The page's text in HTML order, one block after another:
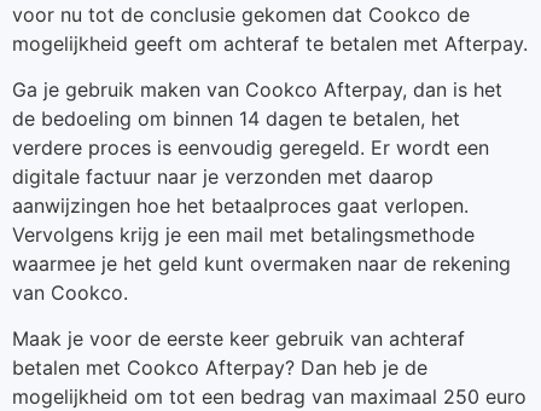
voor nu tot de conclusie gekomen dat Cookco de
mogelijkheid geeft om achteraf te betalen met Afterpay.
Ga je gebruik maken van Cookco Afterpay, dan is het
de bedoeling om binnen 14 dagen te betalen, het
verdere proces is eenvoudig geregeld. Er wordt een
digitale factuur naar je verzonden met daarop
aanwijzingen hoe het betaalproces gaat verlopen.
Vervolgens krijg je een mail met betalingsmethode
waarmee je het geld kunt overmaken naar de rekening
van Cookco.
Maak je voor de eerste keer gebruik van achteraf
betalen met Cookco Afterpay? Dan heb je de
mogelijkheid om tot een bedrag van maximaal 250 euro